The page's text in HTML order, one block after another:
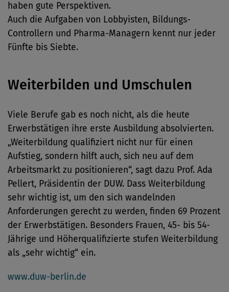
haben gute Perspektiven.
Auch die Aufgaben von Lobbyisten, Bildungs-
Controllern und Pharma-Managern kennt nur jeder
Fünfte bis Siebte.
Weiterbilden und Umschulen
Viele Berufe gab es noch nicht, als die heute
Erwerbstätigen ihre erste Ausbildung absolvierten.
„Weiterbildung qualifiziert nicht nur für einen
Aufstieg, sondern hilft auch, sich neu auf dem
Arbeitsmarkt zu positionieren“, sagt dazu Prof. Ada
Pellert, Präsidentin der DUW. Dass Weiterbildung
sehr wichtig ist, um den sich wandelnden
Anforderungen gerecht zu werden, finden 69 Prozent
der Erwerbstätigen. Besonders Frauen, 45- bis 54-
Jährige und Höherqualifizierte stufen Weiterbildung
als „sehr wichtig“ ein.
www.duw-berlin.de